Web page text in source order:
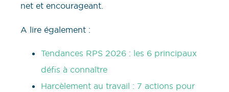
net et encourageant.
A lire également :
Tendances RPS 2026 : les 6 principaux
défis à connaître
Harcèlement au travail : 7 actions pour